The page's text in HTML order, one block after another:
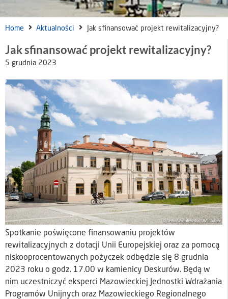
Home Aktualności Jak sfinansować projekt rewitalizacyjny?
Jak sfinansować projekt rewitalizacyjny?
5 grudnia 2023
Spotkanie poświęcone finansowaniu projektów
rewitalizacyjnych z dotacji Unii Europejskiej oraz za pomocą
niskooprocentowanych pożyczek odbędzie się 8 grudnia
2023 roku o godz. 17.00 w kamienicy Deskurów. Będą w
nim uczestniczyć eksperci Mazowieckiej Jednostki Wdrażania
Programów Unijnych oraz Mazowieckiego Regionalnego